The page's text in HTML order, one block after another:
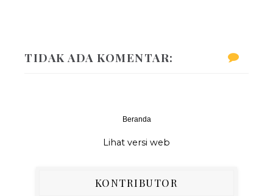
TIDAK ADA KOMENTAR:
Beranda
Lihat versi web
KONTRIBUTOR